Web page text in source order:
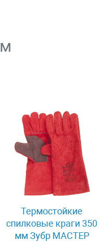
Термостойкие
спилковые краги 350
мм Зубр МАСТЕР